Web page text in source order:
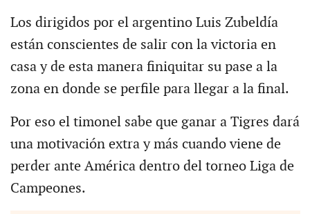
Los dirigidos por el argentino Luis Zubeldía
están conscientes de salir con la victoria en
casa y de esta manera finiquitar su pase a la
zona en donde se perfile para llegar a la final.
Por eso el timonel sabe que ganar a Tigres dará
una motivación extra y más cuando viene de
perder ante América dentro del torneo Liga de
Campeones.